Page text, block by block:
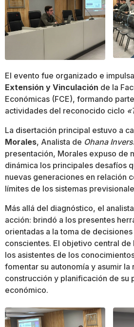
El evento fue organizado e
Extensión y Vinculación de la
Económicas (FCE), formando
actividades del reconocido ciclo
La disertación principal estuvo a
Morales, Analista de Ohana
presentación, Morales expuso de
dinámica los principales desafíos
nuevas generaciones en relación
límites de los sistemas
Más allá del diagnóstico, el
acción: brindó a los presentes
orientadas a la toma de
conscientes. El objetivo central de
los asistentes de los
fomentar su autonomía y asumir la
construcción y planificación de su
económico.